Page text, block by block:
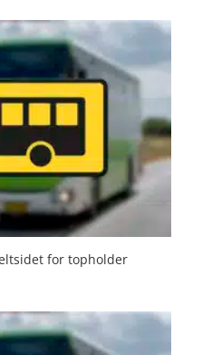
for topholder